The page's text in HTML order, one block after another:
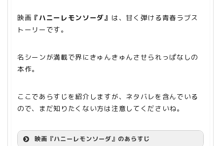
映画 『ハニーレモンソーダ』 は、甘く弾ける青春ラブス
トーリーです。
名シーンが満載で界にきゅんきゅんさせられっぱなしの
本作。
ここであらすじを紹介しますが、ネタバレを含んでいる
ので、まだ知りたくない方は注意してくださいね。
映画『ハニーレモンソーダ』のあらすじ